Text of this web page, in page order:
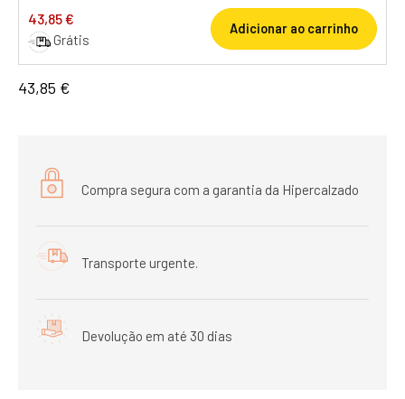
43,85 €
Grátis
Adicionar ao carrinho
43,85 €
Compra segura com a garantia da Hipercalzado
Transporte urgente.
Devolução em até 30 dias